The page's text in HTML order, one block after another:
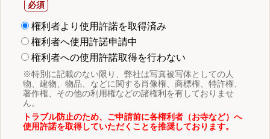
権利者より使用許諾を取得済み
権利者へ使用許諾申請中
権利者への使用許諾取得を行わない
※特別に記載のない限り、弊社は写真被写体としての人
物、建物、物品、などに関する肖像権、商標権、特許権、
著作権、その他の利用権などの諸権利を有しておりませ
ん。
トラブル防止のため、ご申請前に各権利者（お寺など）へ
使用許諾を取得していただくことを推奨しております。